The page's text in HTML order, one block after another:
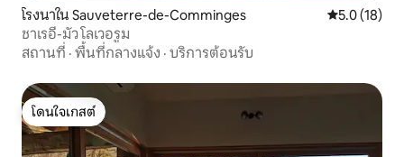
โรงนาใน Sauveterre-de-Comminges คะแนนเฉลี่ย
5.0 (18)
ชาเรอี-มัว โลเวอรูม
สถานที่ · พื้นที่กลางแจ้ง · บริการต้อนรับ
โดนใจเกสต์
โดนใจเกสต์